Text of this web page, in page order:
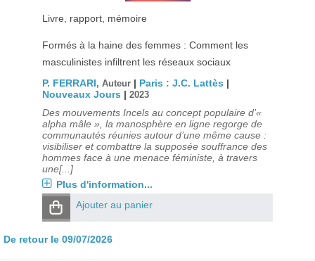
Livre, rapport, mémoire
Formés à la haine des femmes : Comment les
masculinistes infiltrent les réseaux sociaux
P. FERRARI, Auteur | Paris : J.C. Lattès |
Nouveaux Jours | 2023
Des mouvements Incels au concept populaire d’«
alpha mâle », la manosphère en ligne regorge de
communautés réunies autour d’une même cause :
visibiliser et combattre la supposée souffrance des
hommes face à une menace féministe, à travers
une[...]
Plus d'information...
Ajouter au panier
De retour le 09/07/2026